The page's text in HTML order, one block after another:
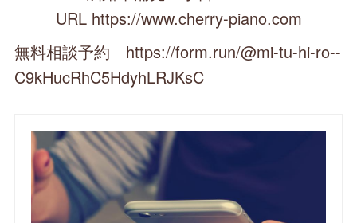
URL https://www.cherry-piano.com
無料相談予約 https://form.run/@mi-tu-hi-ro--
C9kHucRhC5HdyhLRJKsC